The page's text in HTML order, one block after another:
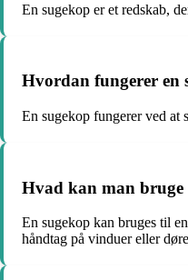
En sugekop er et redskab,
Hvordan fungerer en
En sugekop fungerer ved at
Hvad kan man bruge
En sugekop kan bruges til
håndtag på vinduer eller